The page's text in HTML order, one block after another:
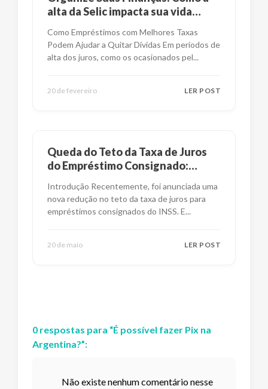
alta da Selic impacta sua vida
Como Empréstimos com Melhores Taxas
Podem Ajudar a Quitar Dívidas Em períodos de
alta dos juros, como os ocasionados pel...
20 de fevereiro LER POST
Queda do Teto da Taxa de Juros
do Empréstimo Consignado:
Introdução Recentemente, foi anunciada uma
nova redução no teto da taxa de juros para
empréstimos consignados do INSS. E...
20 de maio LER POST
0 respostas para “É possível fazer Pix na
Argentina?”:
Não existe nenhum comentário nesse